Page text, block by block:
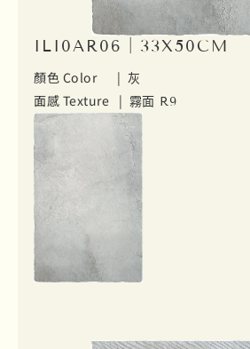
ILI0AR06｜33X50CM
顏色 Color | 灰
面感 Texture | 霧面 R9